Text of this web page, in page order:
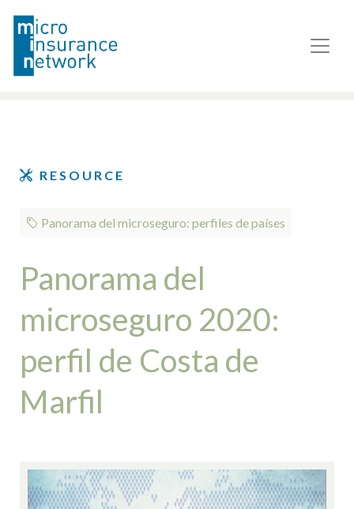
RESOURCE
Panorama del microseguro: perfiles de países
Panorama del
microseguro 2020:
perfil de Costa de
Marfil